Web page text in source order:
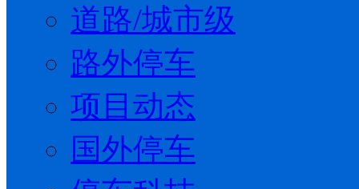
道路/城市级
路外停车
项目动态
国外停车